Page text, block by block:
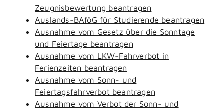
Zeugnisbewertung beantragen
Auslands-BAföG für Studierende beantragen
Ausnahme vom Gesetz über die Sonntage
und Feiertage beantragen
Ausnahme vom LKW-Fahrverbot in
Ferienzeiten beantragen
Ausnahme vom Sonn- und
Feiertagsfahrverbot beantragen
Ausnahme vom Verbot der Sonn- und